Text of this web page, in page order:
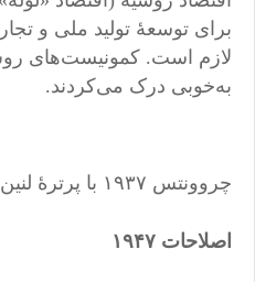
برای توسعۀ تولید ملی و
لازم است. کمونیست‌های
به‌خوبی درک می‌کردند.
چروونتس ۱۹۳۷ با پرترۀ لنین
اصلاحات ۱۹۴۷